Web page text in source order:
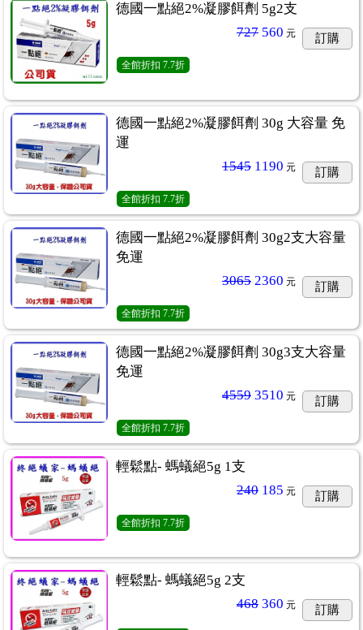
德國一點絕2%凝膠餌劑 5g2支
727 560 元 訂購
全館折扣 7.7折
德國一點絕2%凝膠餌劑 30g 大容量 免
運
1545 1190 元 訂購
全館折扣 7.7折
德國一點絕2%凝膠餌劑 30g2支大容量
免運
3065 2360 元 訂購
全館折扣 7.7折
德國一點絕2%凝膠餌劑 30g3支大容量
免運
4559 3510 元 訂購
全館折扣 7.7折
輕鬆點- 螞蟻絕5g 1支
240 185 元 訂購
全館折扣 7.7折
輕鬆點- 螞蟻絕5g 2支
468 360 元 訂購